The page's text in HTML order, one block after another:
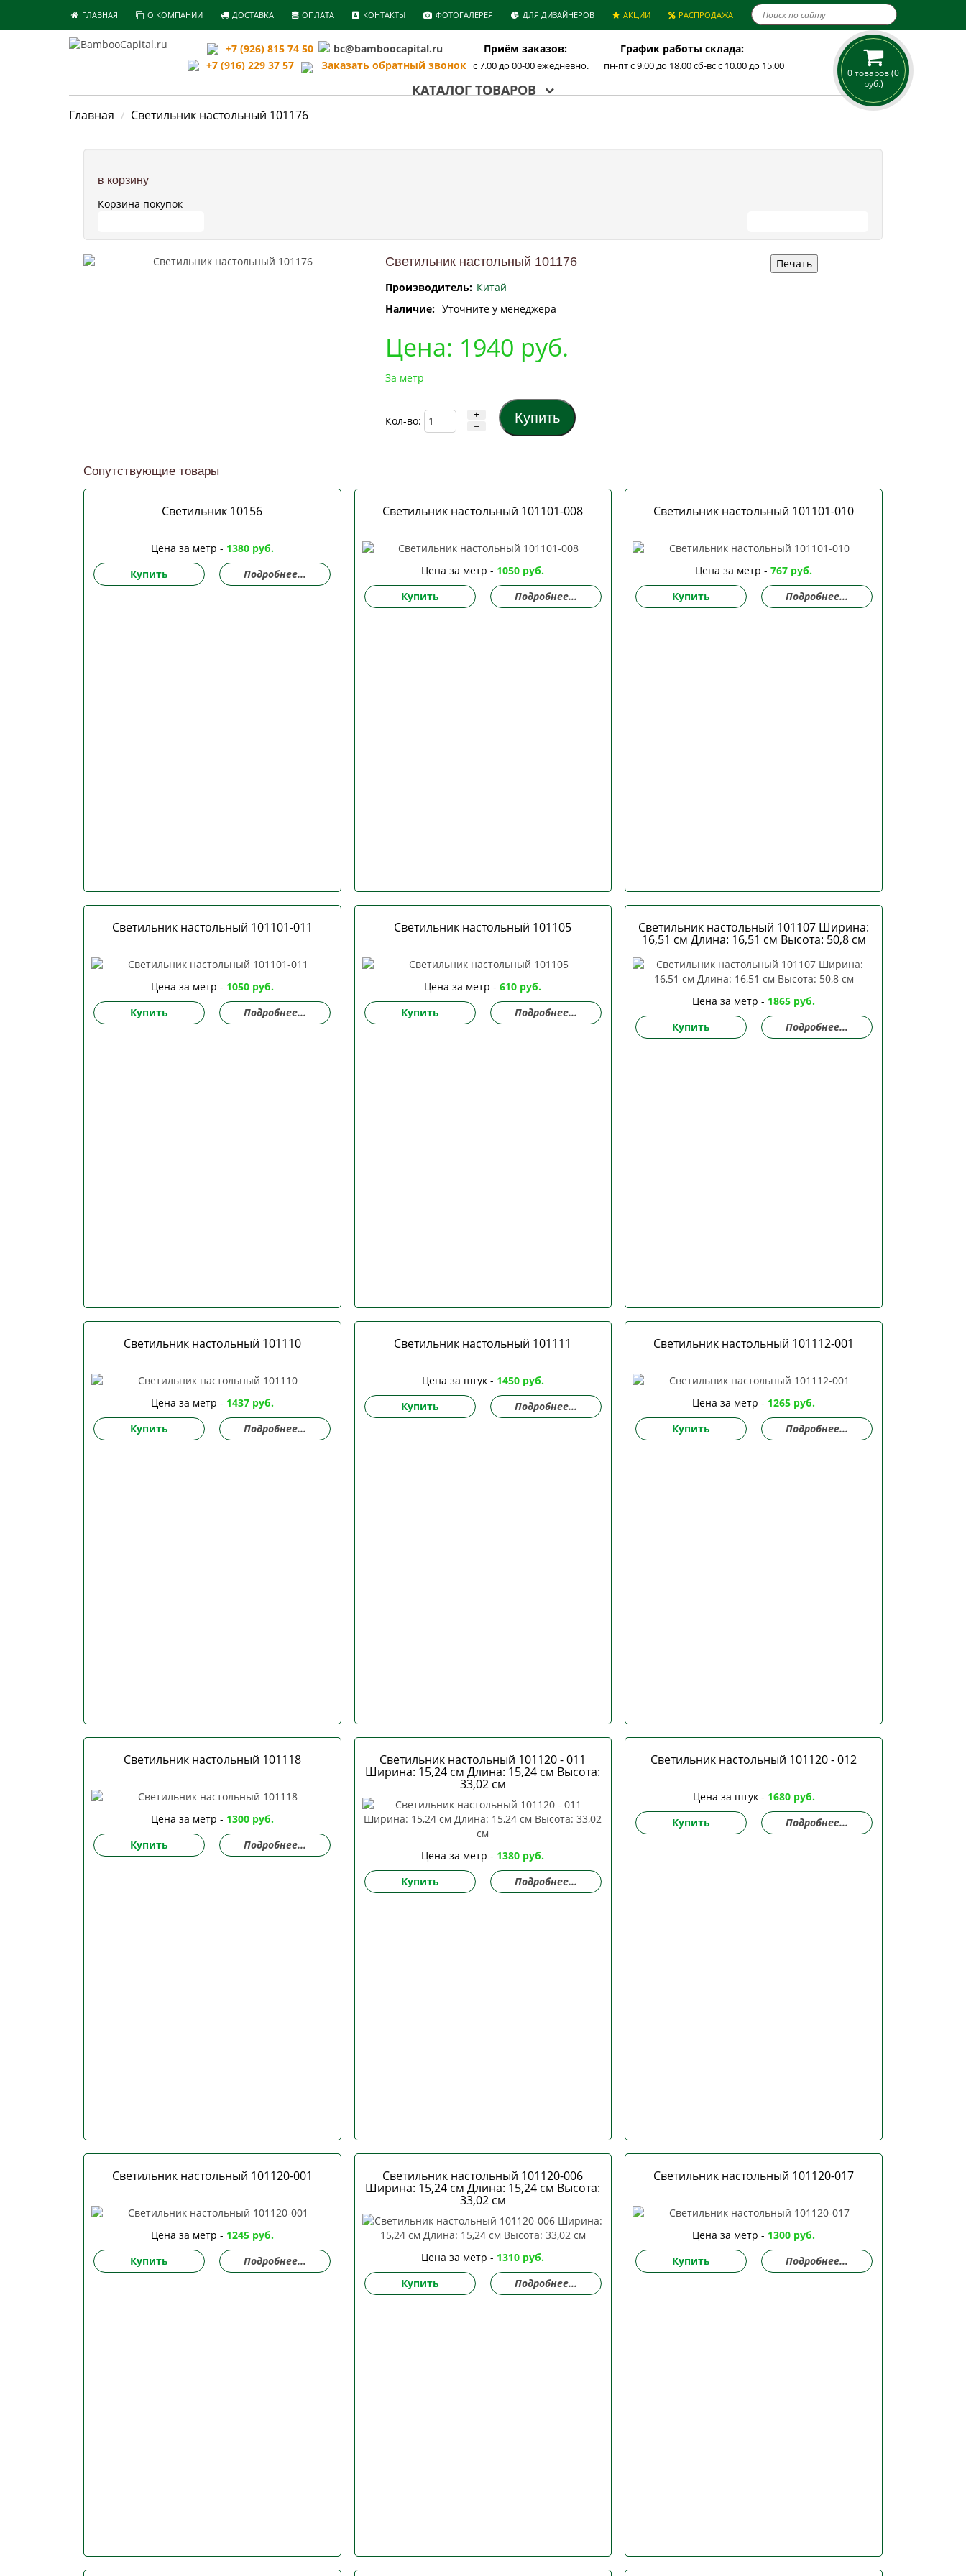
ГЛАВНАЯ О КОМПАНИИ ДОСТАВКА ОПЛАТА КОНТАКТЫ ФОТОГАЛЕРЕЯ ДЛЯ ДИЗАЙНЕРОВ АКЦИИ РАСПРОДАЖА
+7 (926) 815 74 50 bc@bamboocapital.ru Приём заказов:
График работы склада:
+7 (916) 229 37 57
Заказать обратный звонок с 7.00 до 00-00 ежедневно. пн-пт с 9.00 до 18.00 сб-вс с 10.00 до 15.00
0 товаров (0
руб.)
КАТАЛОГ ТОВАРОВ
Главная Светильник настольный 101176
в корзину
Корзина покупок
Светильник настольный 101176
Производитель: Китай
Наличие: Уточните у менеджера
Цена: 1940 руб.
За метр
Кол-во:
Сопутствующие товары
Светильник 10156
Цена за метр - 1380 руб.
Купить
Подробнее...
Светильник настольный 101101-008
Цена за метр - 1050 руб.
Купить
Подробнее...
Светильник настольный 101101-010
Цена за метр -767 руб.
Купить
Подробнее...
Светильник настольный 101101-011
Цена за метр - 1050 руб.
Купить
Подробнее...
Светильник настольный 101105
Цена за метр -610 руб.
Купить
Подробнее...
Светильник настольный 101107 Ширина:
16,51 см Длина: 16,51 см Высота: 50,8 см
Цена за метр - 1865 руб.
Купить
Подробнее...
Светильник настольный 101110
Цена за метр - 1437 руб.
Купить
Подробнее...
Светильник настольный 101111
Цена за штук - 1450 руб.
Купить
Подробнее...
Светильник настольный 101112-001
Цена за метр - 1265 руб.
Купить
Подробнее...
Светильник настольный 101118
Цена за метр - 1300 руб.
Купить
Подробнее...
Светильник настольный 101120 - 011
Ширина: 15,24 см Длина: 15,24 см Высота:
33,02 см
Цена за метр - 1380 руб.
Купить
Подробнее...
Светильник настольный 101120 - 012
Цена за штук - 1680 руб.
Купить
Подробнее...
Светильник настольный 101120-001
Цена за метр - 1245 руб.
Купить
Подробнее...
Светильник настольный 101120-006
Ширина: 15,24 см Длина: 15,24 см Высота:
33,02 см
Цена за метр - 1310 руб.
Купить
Подробнее...
Светильник настольный 101120-017
Цена за метр - 1300 руб.
Купить
Подробнее...